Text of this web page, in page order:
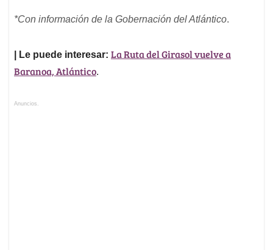
*Con información de la Gobernación del Atlántico.
| Le puede interesar: La Ruta del Girasol vuelve a
Baranoa, Atlántico.
Anuncios.